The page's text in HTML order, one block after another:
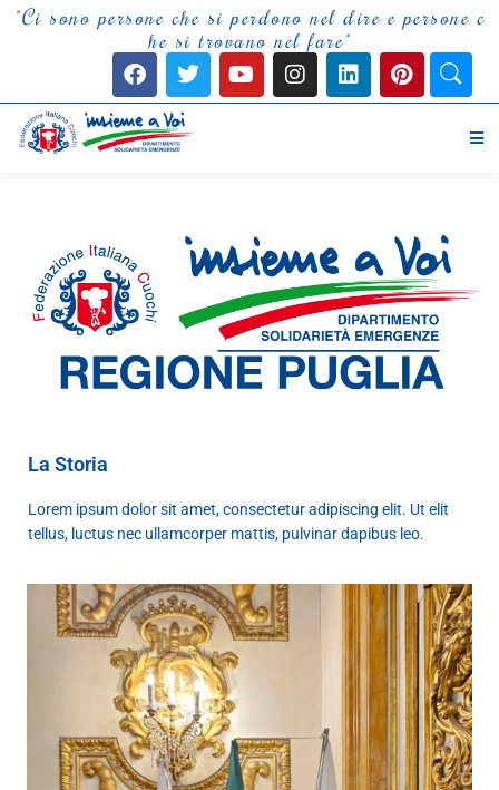
"Ci sono persone che si perdono nel dire e persone c
he si trovano nel fare"
La Storia
Lorem ipsum dolor sit amet, consectetur adipiscing elit. Ut elit
tellus, luctus nec ullamcorper mattis, pulvinar dapibus leo.